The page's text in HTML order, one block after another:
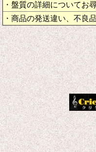
・盤質の詳細についてお
・商品の発送違い、不良